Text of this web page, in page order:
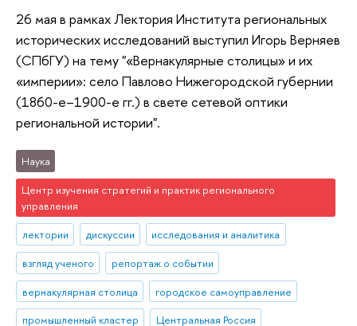
26 мая в рамках Лектория Института региональных
исторических исследований выступил Игорь Верняев
(СПбГУ) на тему "«Вернакулярные столицы» и их
«империи»: село Павлово Нижегородской губернии
(1860-е–1900-е гг.) в свете сетевой оптики
региональной истории".
Наука
Центр изучения стратегий и практик регионального
управления
лектории
дискуссии
исследования и аналитика
взгляд ученого
репортаж о событии
вернакулярная столица
городское самоуправление
промышленный кластер
Центральная Россия